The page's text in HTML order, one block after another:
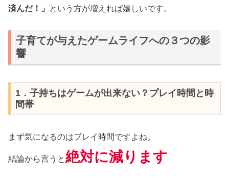
済んだ！」
という方が増えれば嬉しいです。
子育てが与えたゲームライフへの３つの影
響
1．子持ちはゲームが出来ない？プレイ時間と時
間帯
まず気になるのはプレイ時間ですよね。
結論から言うと絶対に減ります